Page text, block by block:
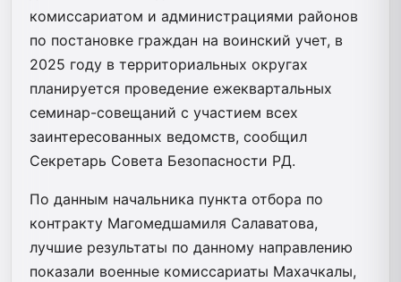
комиссариатом и администрациями районов
по постановке граждан на воинский учет, в
2025 году в территориальных округах
планируется проведение ежеквартальных
семинар-совещаний с участием всех
заинтересованных ведомств, сообщил
Секретарь Совета Безопасности РД.
По данным начальника пункта отбора по
контракту Магомедшамиля Салаватова,
лучшие результаты по данному направлению
показали военные комиссариаты Махачкалы,